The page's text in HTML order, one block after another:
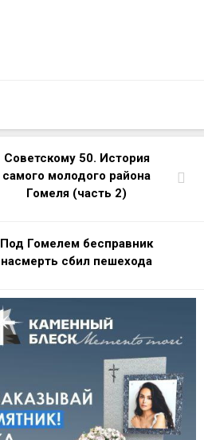
Советскому 50. История
самого молодого района
Гомеля (часть 2)
Под Гомелем бесправник
насмерть сбил пешехода